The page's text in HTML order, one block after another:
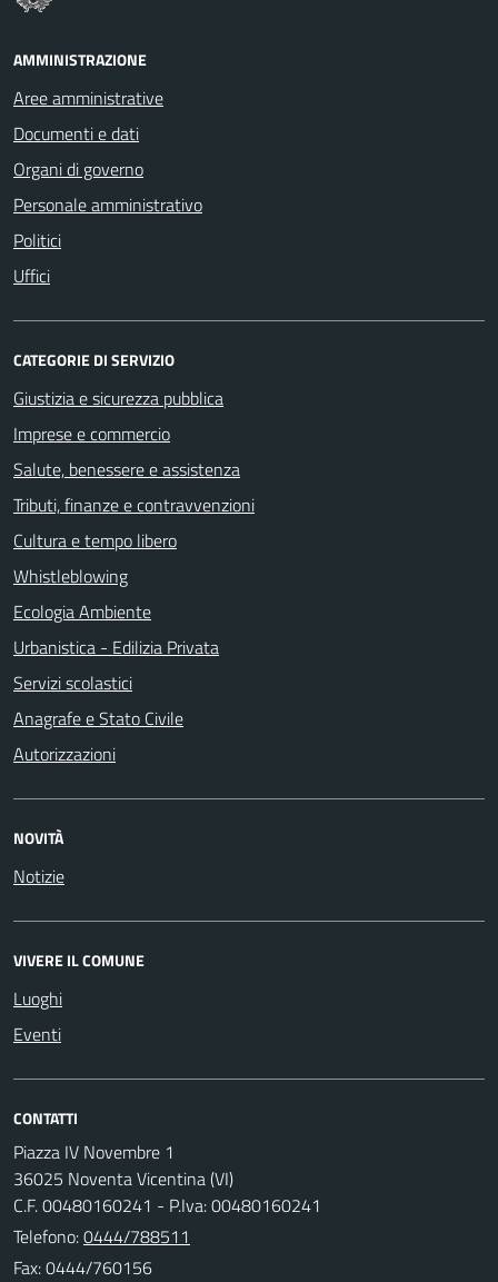
AMMINISTRAZIONE
Aree amministrative
Documenti e dati
Organi di governo
Personale amministrativo
Politici
Uffici
CATEGORIE DI SERVIZIO
Giustizia e sicurezza pubblica
Imprese e commercio
Salute, benessere e assistenza
Tributi, finanze e contravvenzioni
Cultura e tempo libero
Whistleblowing
Ecologia Ambiente
Urbanistica - Edilizia Privata
Servizi scolastici
Anagrafe e Stato Civile
Autorizzazioni
NOVITÀ
Notizie
VIVERE IL COMUNE
Luoghi
Eventi
CONTATTI
Piazza IV Novembre 1
36025 Noventa Vicentina (VI)
C.F. 00480160241 - P.Iva: 00480160241
Telefono:0444/788511
Fax: 0444/760156